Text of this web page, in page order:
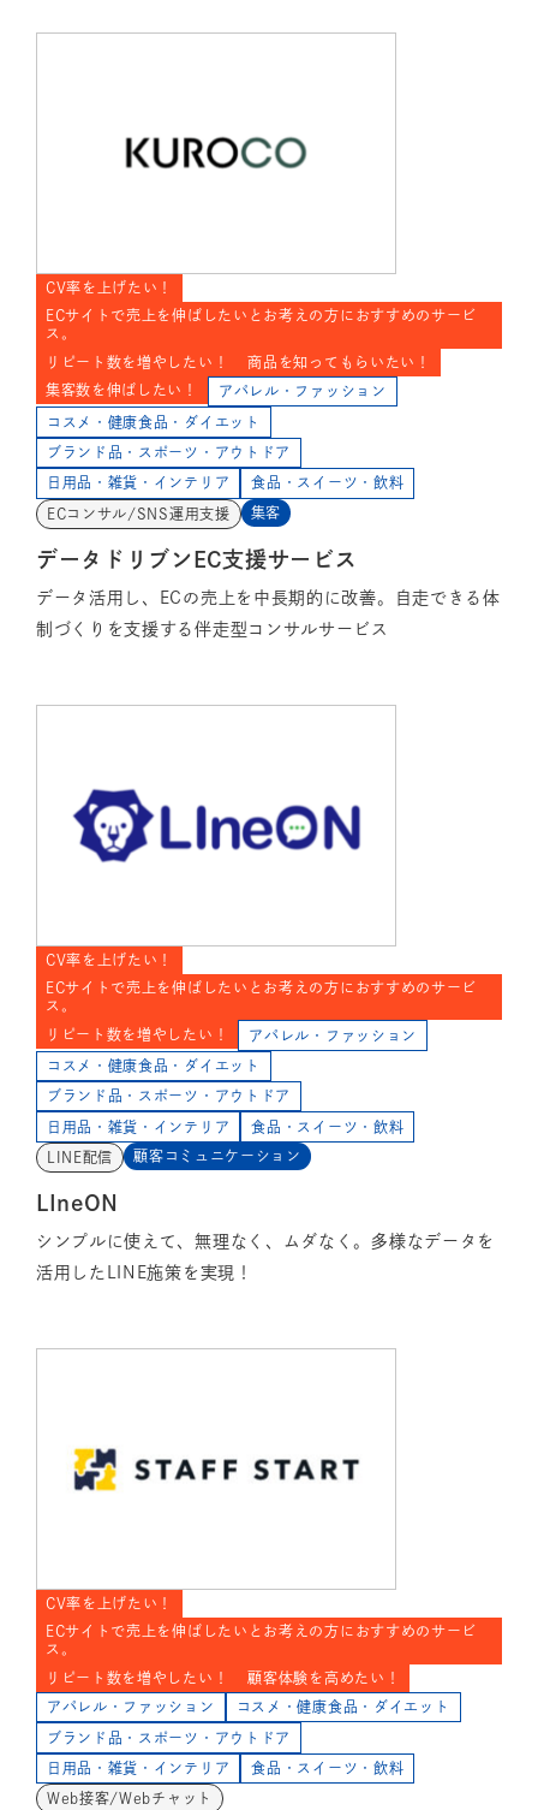
CV率を上げたい！
ECサイトで売上を伸ばしたいとお考えの方におすすめのサービ
ス。
リピート数を増やしたい！
商品を知ってもらいたい！
集客数を伸ばしたい！
アパレル・ファッション
コスメ・健康食品・ダイエット
ブランド品・スポーツ・アウトドア
日用品・雑貨・インテリア 食品・スイーツ・飲料
ECコンサル/SNS運用支援 集客
データドリブンEC支援サービス
データ活用し、ECの売上を中長期的に改善。自走できる体
制づくりを支援する伴走型コンサルサービス
CV率を上げたい！
ECサイトで売上を伸ばしたいとお考えの方におすすめのサービ
ス。
リピート数を増やしたい！
アパレル・ファッション
コスメ・健康食品・ダイエット
ブランド品・スポーツ・アウトドア
日用品・雑貨・インテリア 食品・スイーツ・飲料
LINE配信 顧客コミュニケーション
LIneON
シンプルに使えて、無理なく、ムダなく。多様なデータを
活用したLINE施策を実現！
CV率を上げたい！
ECサイトで売上を伸ばしたいとお考えの方におすすめのサービ
ス。
リピート数を増やしたい！
顧客体験を高めたい！
アパレル・ファッション コスメ・健康食品・ダイエット
ブランド品・スポーツ・アウトドア
日用品・雑貨・インテリア 食品・スイーツ・飲料
Web接客/Webチャット